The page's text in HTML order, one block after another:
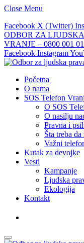
Close Menu
Facebook X (Twitter)
ODBOR ZA
VRANJE – 0800 001
Facebook Instagram
Početna
O nama
SOS Telefon
O SOS
O nasilju
Pravna i
Šta treba
Važni
Kutak za devojke
Vesti
Kampanje
Ljudska
Ekologija
Kontakt